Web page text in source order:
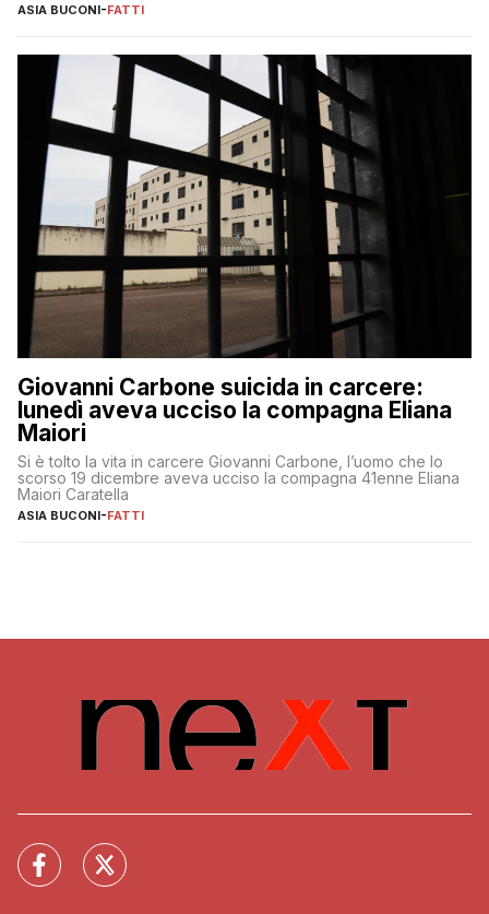
ASIA BUCONI-FATTI
Giovanni Carbone suicida in carcere:
lunedì aveva ucciso la compagna Eliana
Maiori
Si è tolto la vita in carcere Giovanni Carbone, l’uomo che lo
scorso 19 dicembre aveva ucciso la compagna 41enne Eliana
Maiori Caratella
ASIA BUCONI-FATTI